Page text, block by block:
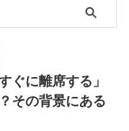
ぐに離席する」
その背景にある